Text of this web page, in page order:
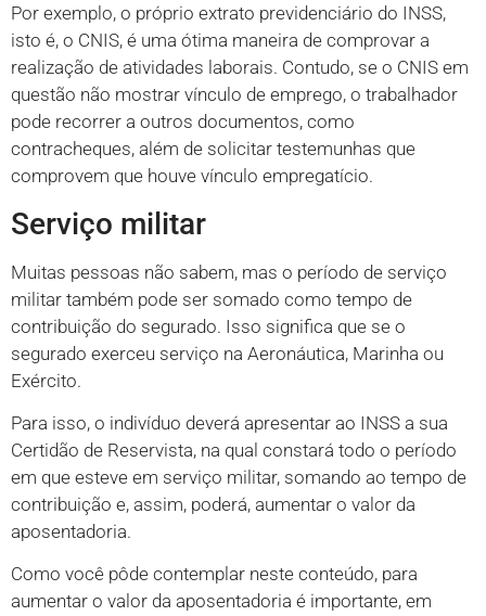
Por exemplo, o próprio extrato previdenciário do INSS,
isto é, o CNIS, é uma ótima maneira de comprovar a
realização de atividades laborais. Contudo, se o CNIS em
questão não mostrar vínculo de emprego, o trabalhador
pode recorrer a outros documentos, como
contracheques, além de solicitar testemunhas que
comprovem que houve vínculo empregatício.
Serviço militar
Muitas pessoas não sabem, mas o período de serviço
militar também pode ser somado como tempo de
contribuição do segurado. Isso significa que se o
segurado exerceu serviço na Aeronáutica, Marinha ou
Exército.
Para isso, o indivíduo deverá apresentar ao INSS a sua
Certidão de Reservista, na qual constará todo o período
em que esteve em serviço militar, somando ao tempo de
contribuição e, assim, poderá, aumentar o valor da
aposentadoria.
Como você pôde contemplar neste conteúdo, para
aumentar o valor da aposentadoria é importante, em